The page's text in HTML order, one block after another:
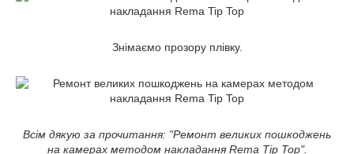
Знімаємо прозору плівку.
Всім дякую за прочитання: "Ремонт великих пошкоджень
на камерах методом накладання Rema Tip Top".